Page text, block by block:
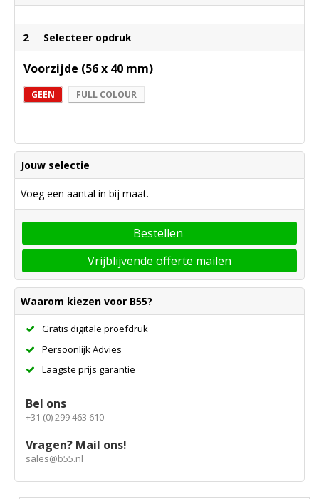
2 Selecteer opdruk
Voorzijde (56 x 40 mm)
GEEN FULL COLOUR
Jouw selectie
Voeg een aantal in bij maat.
Bestellen
Vrijblijvende offerte mailen
Waarom kiezen voor B55?
Gratis digitale proefdruk
Persoonlijk Advies
Laagste prijs garantie
Bel ons
+31 (0) 299 463 610
Vragen? Mail ons!
sales@b55.nl